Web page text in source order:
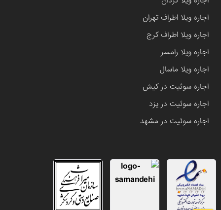
اجاره ویلا اطراف تهران
اجاره ویلا اطراف کرج
اجاره ویلا رامسر
اجاره ویلا ماسال
اجاره سوئیت در کیش
اجاره سوئیت در یزد
اجاره سوئیت در مشهد